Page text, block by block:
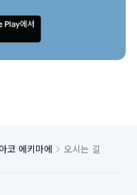
코 에키마에 오시는 길